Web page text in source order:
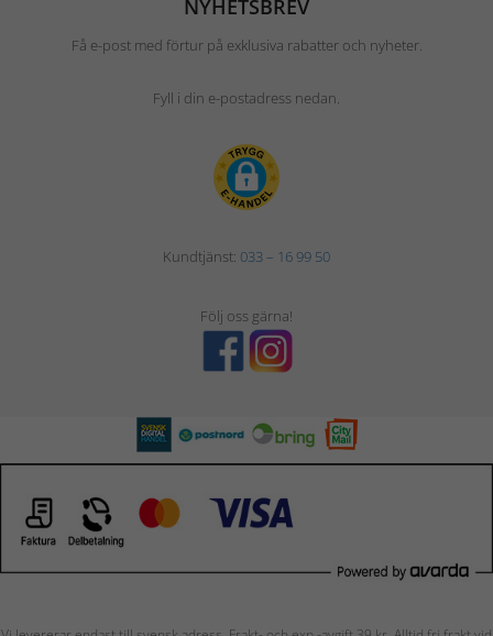
NYHETSBREV
Få e-post med förtur på exklusiva rabatter och nyheter.
Fyll i din e-postadress nedan.
Kundtjänst: 033 – 16 99 50
Följ oss gärna!